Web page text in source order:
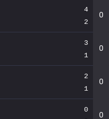
4
2
0
3
1
0
2
1
0
0
0